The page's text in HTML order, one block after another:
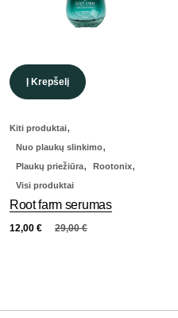
Į Krepšelį
Kiti produktai,
Nuo plaukų slinkimo,
Plaukų priežiūra, Rootonix,
Visi produktai
Root farm serumas
29,00€
12,00 €